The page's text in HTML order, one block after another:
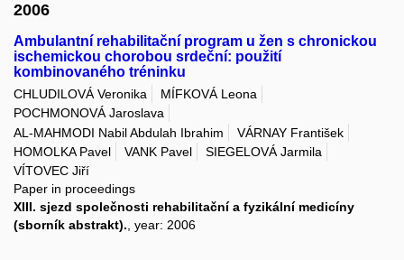
2006
Ambulantní rehabilitační program u žen s chronickou
ischemickou chorobou srdeční: použití
kombinovaného tréninku
CHLUDILOVÁ Veronika
MÍFKOVÁ Leona
POCHMONOVÁ Jaroslava
AL-MAHMODI Nabil Abdulah Ibrahim
VÁRNAY František
HOMOLKA Pavel
VANK Pavel
SIEGELOVÁ Jarmila
VÍTOVEC Jiří
Paper in proceedings
XIII. sjezd společnosti rehabilitační a fyzikální medicíny
(sborník abstrakt)., year: 2006